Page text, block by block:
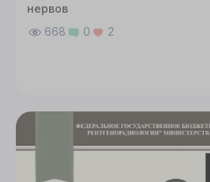
нервов
668
0 2